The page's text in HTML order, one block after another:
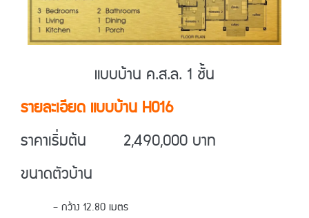
แบบบ้าน ค.ส.ล. 1 ชั้น
รายละเอียด แบบบ้าน H016
ราคาเริ่มต้น 2,490,000 บาท
ขนาดตัวบ้าน
– กว้าง 12.80 เมตร